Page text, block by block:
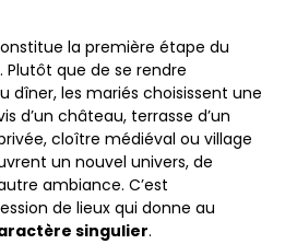
la première étape du
. Plutôt que de se rendre
dîner, les mariés choisissent une
d’un château, terrasse d’un
cloître médiéval ou village
un nouvel univers, de
ambiance. C’est
de lieux qui donne au
singulier.